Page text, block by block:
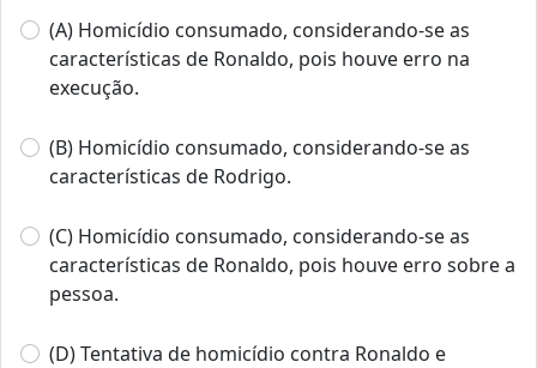
(A) Homicídio consumado, considerando-se as
características de Ronaldo, pois houve erro na
execução.
(B) Homicídio consumado, considerando-se as
características de Rodrigo.
(C) Homicídio consumado, considerando-se as
características de Ronaldo, pois houve erro sobre a
pessoa.
(D) Tentativa de homicídio contra Ronaldo e